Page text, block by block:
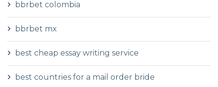
bbrbet colombia
bbrbet mx
best cheap essay writing service
best countries for a mail order bride